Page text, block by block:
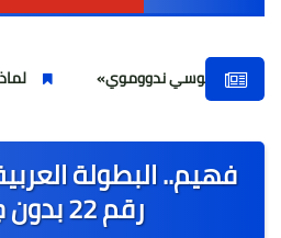
ندووموي» لماذا الصمت
فهيم.. البطولة
رقم 22 بدون جمهور